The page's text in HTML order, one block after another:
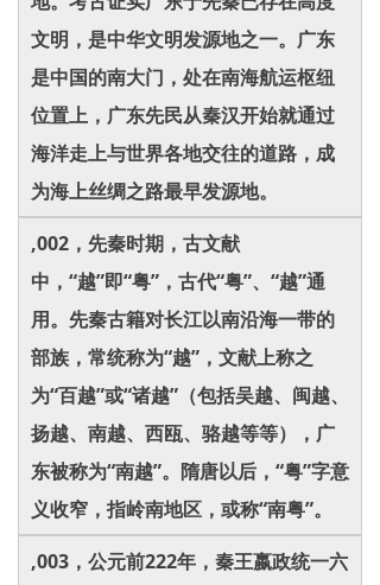
文明，是中华文明发源地之一。广东
是中国的南大门，处在南海航运枢纽
位置上，广东先民从秦汉开始就通过
海洋走上与世界各地交往的道路，成
为海上丝绸之路最早发源地。
,002，先秦时期，古文献
中，“越”即“粤”，古代“粤”、“越”通
用。先秦古籍对长江以南沿海一带的
部族，常统称为“越”，文献上称之
为“百越”或“诸越”（包括吴越、闽越、
扬越、南越、西瓯、骆越等等），广
东被称为“南越”。隋唐以后，“粤”字意
义收窄，指岭南地区，或称“南粤”。
,003，公元前222年，秦王嬴政统一六